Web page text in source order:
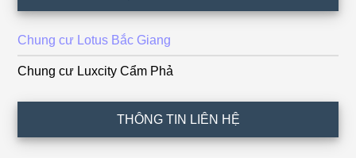
Chung cư Lotus Bắc Giang
Chung cư Luxcity Cẩm Phả
THÔNG TIN LIÊN HỆ